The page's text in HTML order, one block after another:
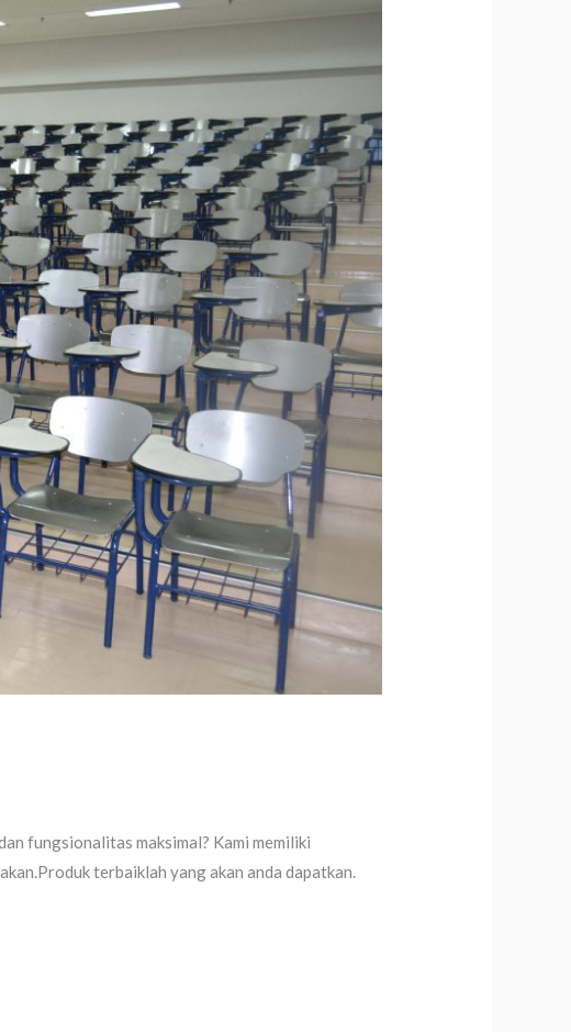
fungsionalitas maksimal? Kami memiliki
terbaiklah yang akan anda dapatkan.